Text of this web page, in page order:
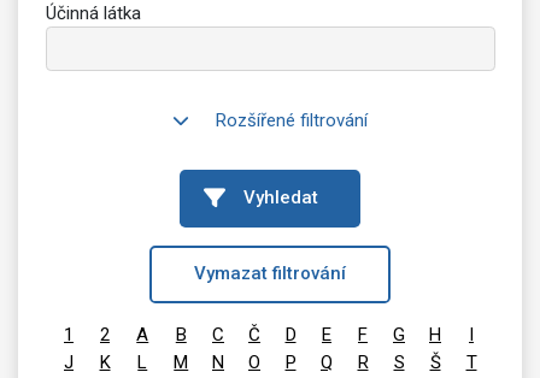
Účinná látka
Rozšířené filtrování
Vyhledat
Vymazat filtrování
1 2 A B C Č D E F G H
I
J
K L M N O P Q R S Š
T